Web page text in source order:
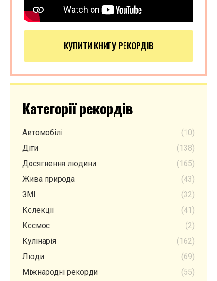
КУПИТИ КНИГУ РЕКОРДІВ
Категорії рекордів
Автомобілі
(10)
Діти
(138)
Досягнення людини
(165)
Жива природа
(43)
ЗМІ
(32)
Колекції
(41)
Космос
(2)
Кулінарія
(162)
Люди
(69)
Міжнародні рекорди
(55)